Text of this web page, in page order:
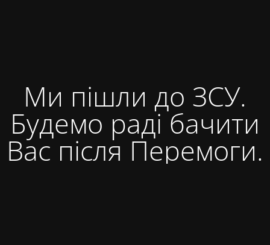
Ми пішли до ЗСУ.
Будемо раді бачити
Вас після Перемоги.